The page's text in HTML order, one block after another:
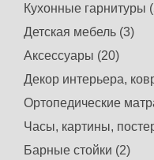
Кухонные гарнитуры
Детская мебель (3)
Аксессуары (20)
Декор интерьера,
Ортопедические
Часы, картины,
Барные стойки (2)